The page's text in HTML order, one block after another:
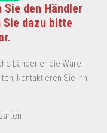
den Händler
Sie dazu bitte
Länder er die Ware
kontaktieren Sie ihn